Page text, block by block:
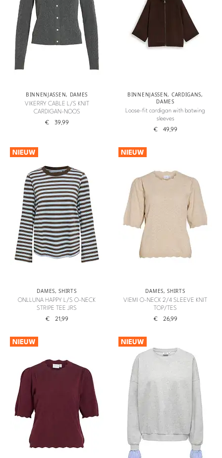
BINNENJASSEN, DAMES
VIKERRY CABLE L/S KNIT
CARDIGAN-NOOS
€ 39,99
BINNENJASSEN, CARDIGANS,
DAMES
Loose-fit cardigan with batwing
sleeves
€ 49,99
NIEUW
DAMES,SHIRTS
ONLLUNA HAPPY L/S O-NECK
STRIPE TEE JRS
€ 21,99
NIEUW
DAMES,SHIRTS
VIEMI O-NECK 2/4 SLEEVE KNIT
TOP/TES
€ 26,99
NIEUW NIEUW